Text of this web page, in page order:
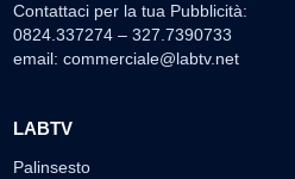
Contattaci per la tua Pubblicità:
0824.337274 – 327.7390733
email: commerciale@labtv.net
LABTV
Palinsesto